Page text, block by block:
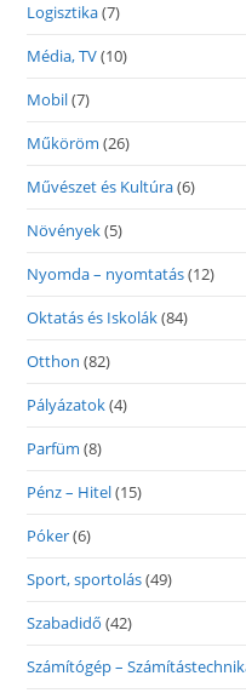
Logisztika(7)
Média, TV(10)
Mobil(7)
Műköröm (26)
Művészet és Kultúra(6)
Növények(5)
Nyomda – nyomtatás(12)
Oktatás és Iskolák(84)
Otthon (82)
Pályázatok(4)
Parfüm (8)
Pénz – Hitel(15)
Póker(6)
Sport, sportolás(49)
Szabadidő (42)
Számítógép –